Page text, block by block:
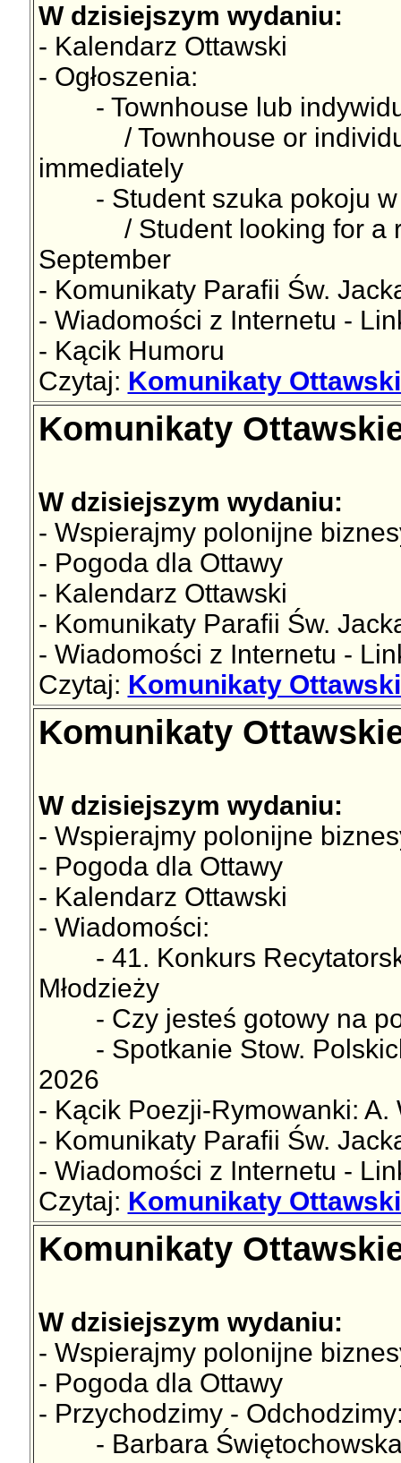
W dzisiejszym wydaniu:
- Kalendarz Ottawski
- Ogłoszenia:
- Townhouse lub
/ Townhouse or
immediately
- Student szuka pokoju w
/ Student looking for a
September
- Komunikaty Parafii Św.
- Wiadomości z Internetu -
- Kącik Humoru
Czytaj: Komunikaty
Komunikaty
W dzisiejszym wydaniu:
- Wspierajmy polonijne
- Pogoda dla Ottawy
- Kalendarz Ottawski
- Komunikaty Parafii Św.
- Wiadomości z Internetu -
Czytaj: Komunikaty
Komunikaty
W dzisiejszym wydaniu:
- Wspierajmy polonijne
- Pogoda dla Ottawy
- Kalendarz Ottawski
- Wiadomości:
- 41. Konkurs
Młodzieży
- Czy jesteś gotowy na
- Spotkanie Stow.
2026
- Kącik Poezji-Rymowanki: A.
- Komunikaty Parafii Św.
- Wiadomości z Internetu -
Czytaj: Komunikaty
Komunikaty
W dzisiejszym wydaniu:
- Wspierajmy polonijne
- Pogoda dla Ottawy
- Przychodzimy -
- Barbara